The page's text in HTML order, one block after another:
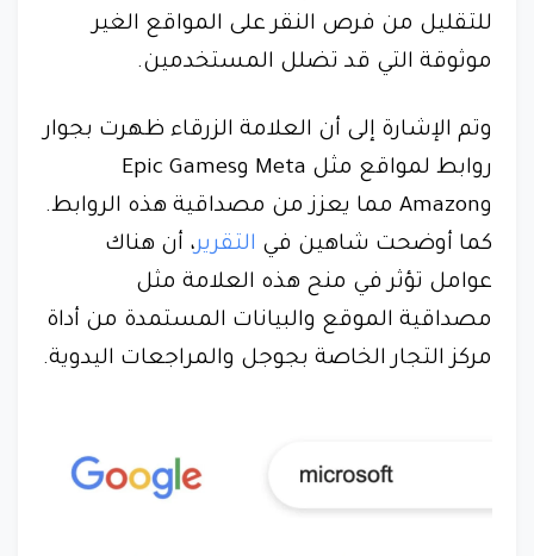
للتقليل من فرص النقر على المواقع الغير
موثوقة التي قد تضلل المستخدمين.
وتم الإشارة إلى أن العلامة الزرقاء ظهرت بجوار
روابط لمواقع مثل Meta وEpic Games
وAmazon مما يعزز من مصداقية هذه الروابط.
كما أوضحت شاهين في التقرير، أن هناك
عوامل تؤثر في منح هذه العلامة مثل
مصداقية الموقع والبيانات المستمدة من أداة
مركز التجار الخاصة بجوجل والمراجعات اليدوية.